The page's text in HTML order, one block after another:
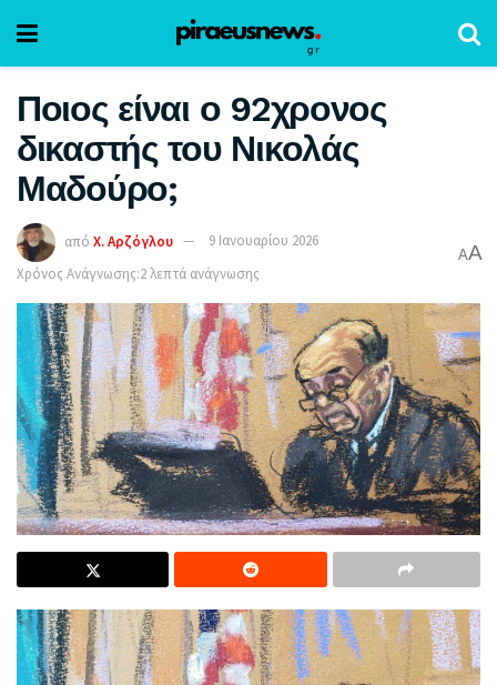
Ποιος είναι ο 92χρονος
δικαστής του Νικολάς
Μαδούρο;
από Χ. Αρζόγλου
9 Ιανουαρίου 2026
Χρόνος Ανάγνωσης:2 λεπτά ανάγνωσης
AA